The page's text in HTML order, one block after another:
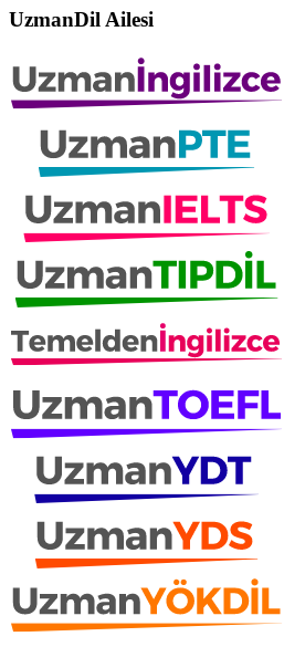
UzmanDil Ailesi